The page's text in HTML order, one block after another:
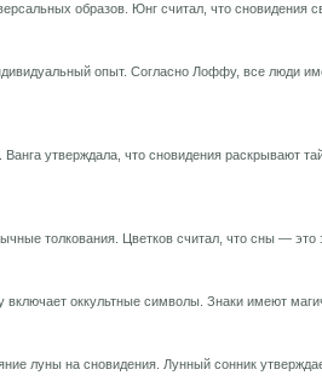
образов. Юнг считал, что сновидения
опыт. Согласно Лоффу, все люди
Ванга утверждала, что сновидения раскрывают
толкования. Цветков считал, что сны — это
оккультные символы. Знаки имеют
луны на сновидения. Лунный сонник